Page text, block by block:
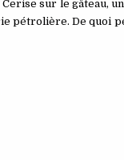
sur le gâteau,
pétrolière. De quoi